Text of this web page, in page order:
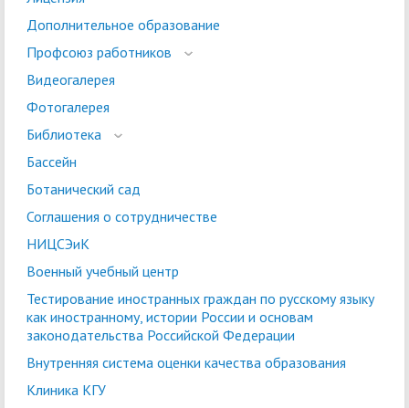
Дополнительное образование
Профсоюз работников
Видеогалерея
Фотогалерея
Библиотека
Бассейн
Ботанический сад
Соглашения о сотрудничестве
НИЦСЭиК
Военный учебный центр
Тестирование иностранных граждан по русскому языку
как иностранному, истории России и основам
законодательства Российской Федерации
Внутренняя система оценки качества образования
Клиника КГУ